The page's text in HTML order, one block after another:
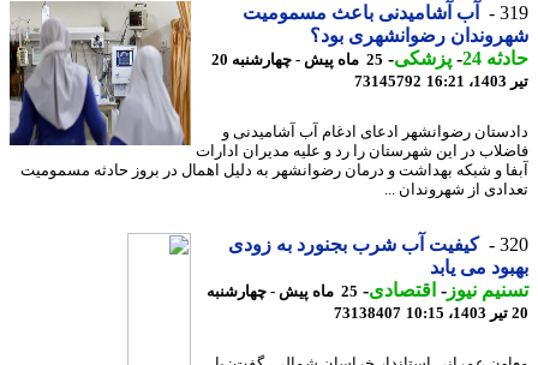
آب آشامیدنی باعث مسمومیت
رضوانشهری بود؟
24
-پزشکی-
25 ماه پیش - چهارشنبه 20
73145792
رضوانشهر ادعای ادغام آب آشامیدنی و
در این شهرستان را رد و علیه مدیران ادارات
و شبکه بهداشت و درمان رضوانشهر به دلیل اهمال در بروز حادثه مسمومیت
از شهروندان ...
کیفیت آب شرب بجنورد به زودی
می یابد
نیوز-اقتصادی-
25 ماه پیش - چهارشنبه
73138407